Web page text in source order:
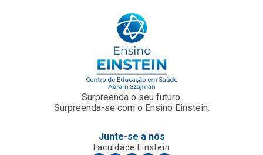
Surpreenda o seu futuro.
Surpreenda-se com o Ensino Einstein.
Junte-se a nós
Faculdade Einstein